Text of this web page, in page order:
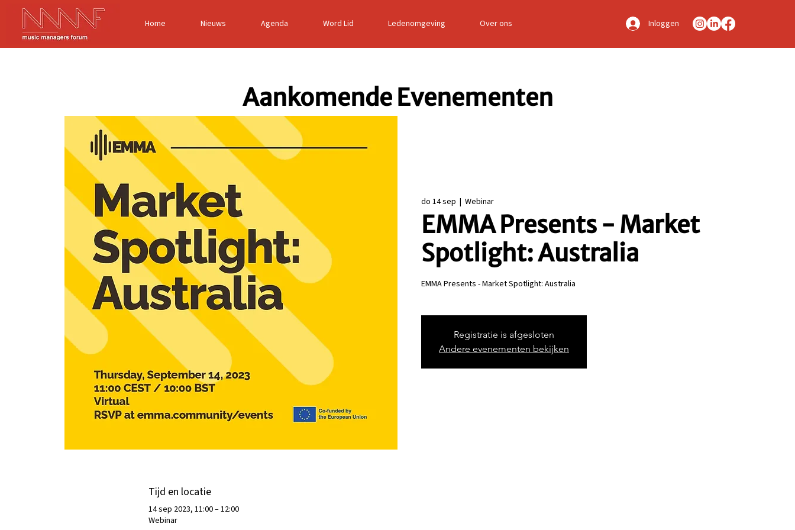
Home Nieuws Agenda Word Lid Ledenomgeving Over ons Inloggen
Aankomende Evenementen
do 14 sep
  |
Webinar
EMMA Presents - Market
Spotlight: Australia
EMMA Presents - Market Spotlight: Australia
Registratie is afgesloten
Andere evenementen bekijken
Tijd en locatie
14 sep 2023, 11:00 – 12:00
Webinar